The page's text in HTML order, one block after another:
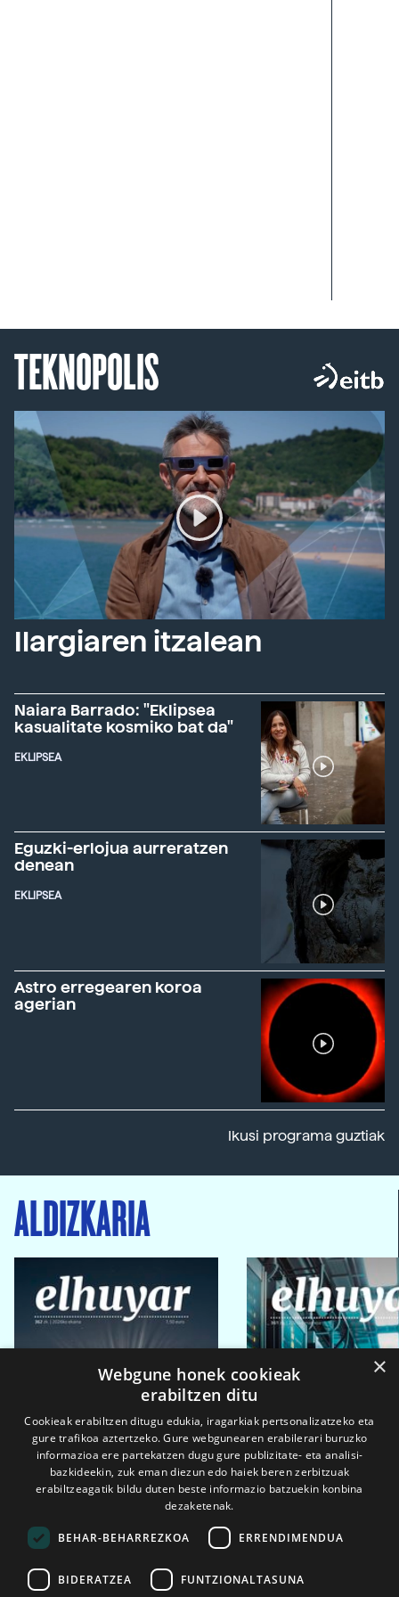
TEKNOPOLIS
Ilargiaren itzalean
Naiara Barrado: "Eklipsea
kasualitate kosmiko bat da"
EKLIPSEA
Eguzki-erlojua aurreratzen
denean
EKLIPSEA
Astro erregearen koroa
agerian
Ikusi programa guztiak
ALDIZKARIA
2026ko eka. 1a 2026ko mar. 1a
×
Webgune honek cookieak
erabiltzen ditu
Cookieak erabiltzen ditugu edukia, iragarkiak pertsonalizatzeko eta
gure trafikoa aztertzeko. Gure webgunearen erabilerari buruzko
informazioa ere partekatzen dugu gure publizitate- eta analisi-
bazkideekin, zuk eman diezun edo haiek beren zerbitzuak
erabiltzeagatik bildu duten beste informazio batzuekin konbina
dezaketenak.
BEHAR-BEHARREZKOA ERRENDIMENDUA
BIDERATZEA FUNTZIONALTASUNA